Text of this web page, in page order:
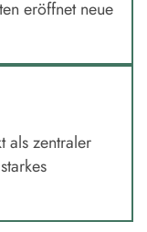
eröffnet neue
als zentraler